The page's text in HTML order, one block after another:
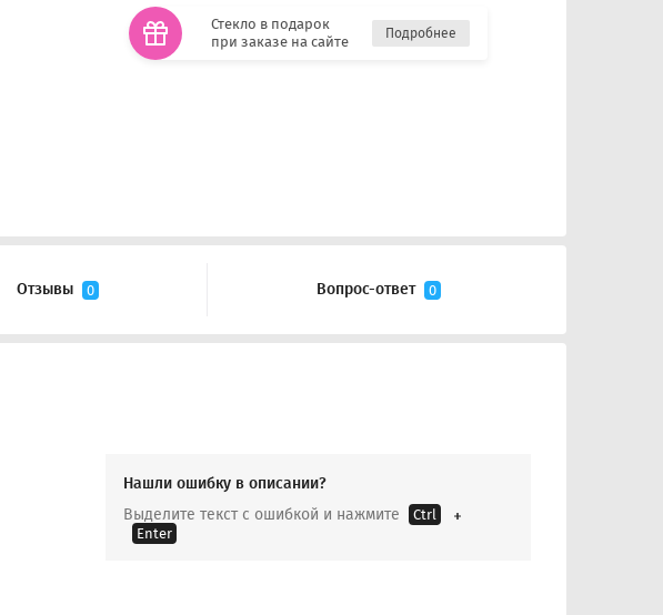
Стекло в подарок
при заказе на сайте
Подробнее
Отзывы 0 Вопрос-ответ 0
Нашли ошибку в описании?
Выделите текст с ошибкой и нажмите
Ctrl
Enter